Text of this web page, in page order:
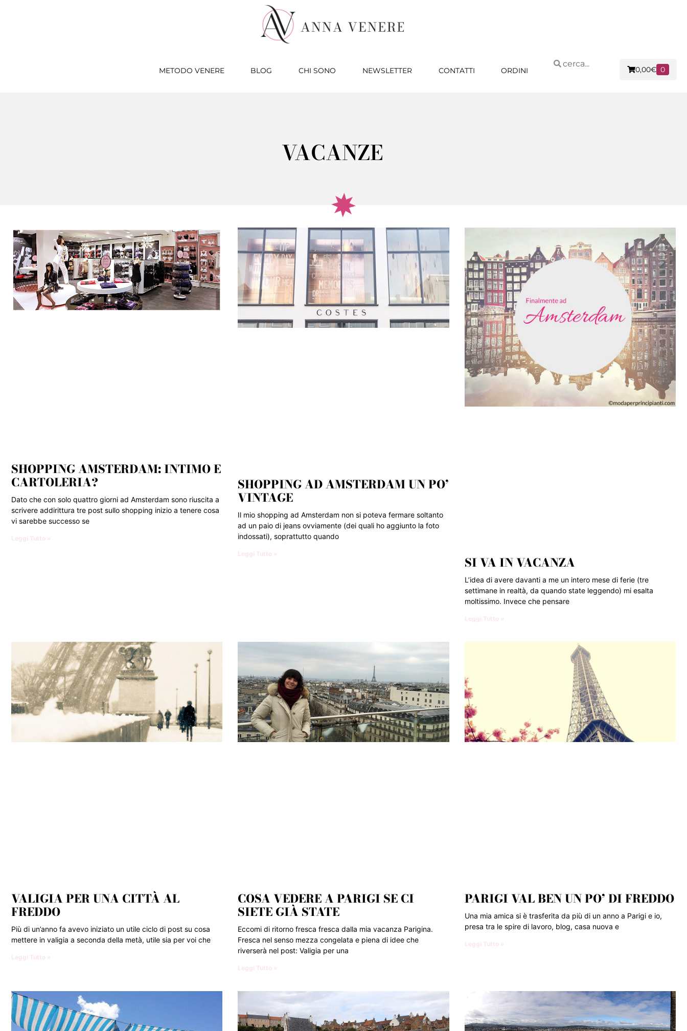
METODO VENERE BLOG CHI SONO NEWSLETTER CONTATTI ORDINI 0,00€ 0
VACANZE
SHOPPING AMSTERDAM: INTIMO E
CARTOLERIA?
Dato che con solo quattro giorni ad Amsterdam sono riuscita a
scrivere addirittura tre post sullo shopping inizio a tenere cosa
vi sarebbe successo se
Leggi Tutto »
SHOPPING AD AMSTERDAM UN PO’
VINTAGE
Il mio shopping ad Amsterdam non si poteva fermare soltanto
ad un paio di jeans ovviamente (dei quali ho aggiunto la foto
indossati), soprattutto quando
Leggi Tutto »
SI VA IN VACANZA
L’idea di avere davanti a me un intero mese di ferie (tre
settimane in realtà, da quando state leggendo) mi esalta
moltissimo. Invece che pensare
Leggi Tutto »
VALIGIA PER UNA CITTÀ AL
FREDDO
Più di un’anno fa avevo iniziato un utile ciclo di post su cosa
mettere in valigia a seconda della metà, utile sia per voi che
Leggi Tutto »
COSA VEDERE A PARIGI SE CI
SIETE GIÀ STATE
Eccomi di ritorno fresca fresca dalla mia vacanza Parigina.
Fresca nel senso mezza congelata e piena di idee che
riverserà nel post: Valigia per una
Leggi Tutto »
PARIGI VAL BEN UN PO’ DI FREDDO
Una mia amica si è trasferita da più di un anno a Parigi e io,
presa tra le spire di lavoro, blog, casa nuova e
Leggi Tutto »